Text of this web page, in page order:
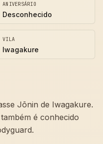
ANIVERSÁRIO
Desconhecido
VILA
Iwagakure
Jōnin de Iwagakure.
é conhecido